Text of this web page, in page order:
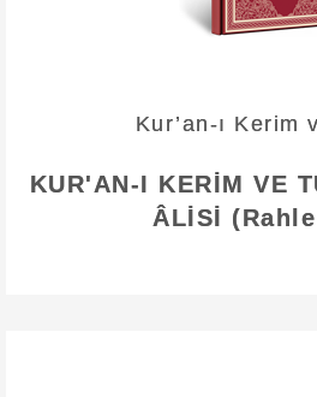
Kur’an-ı Kerim
KUR'AN-I KERİM VE
ÂLİSİ